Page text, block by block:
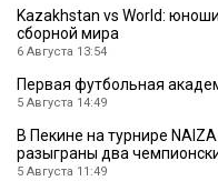
Kazakhstan vs World:
сборной мира
6 Августа 13:54
Первая футбольная
5 Августа 14:49
В Пекине на турнире
разыграны два
5 Августа 11:49